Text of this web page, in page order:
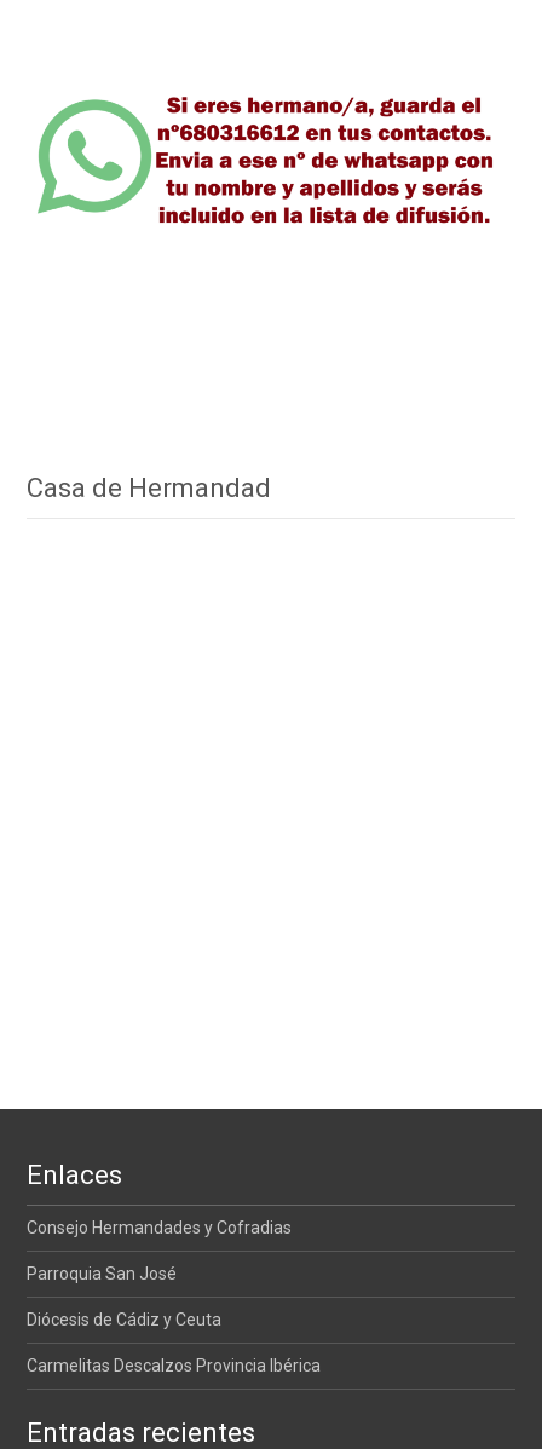
Casa de Hermandad
Enlaces
Consejo Hermandades y Cofradias
Parroquia San José
Diócesis de Cádiz y Ceuta
Carmelitas Descalzos Provincia Ibérica
Entradas recientes